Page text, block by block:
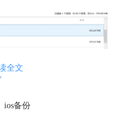
程序数据
建议手动选择在
全文
ios备份